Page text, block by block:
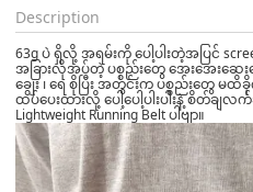
Description
63g ပဲ ရှိလို့ အရမ်းကို ပေါ့ပါးတဲ့အပြင်
အခြားလိုအပ်တဲ့ ပစ္စည်းတွေ အေးအေးဆေ
ချွေး ၊ ရေ စိုပြီး အတွင်းက ပစ္စည်းတွေ မ
ထပ်ပေးထားလို့ ပေါ့ပေါ့ပါးပါးနဲ့ စိတ်ချလက်
Lightweight Running Belt ပါဗျာ။